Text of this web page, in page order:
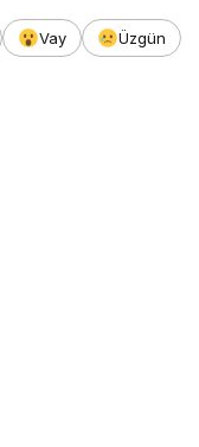
Vay
Üzgün